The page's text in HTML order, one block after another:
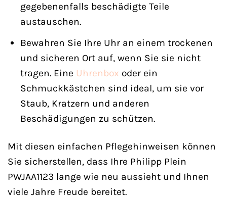
gegebenenfalls beschädigte Teile
austauschen.
Bewahren Sie Ihre Uhr an einem trockenen
und sicheren Ort auf, wenn Sie sie nicht
tragen. Eine Uhrenbox oder ein
Schmuckkästchen sind ideal, um sie vor
Staub, Kratzern und anderen
Beschädigungen zu schützen.
Mit diesen einfachen Pflegehinweisen können
Sie sicherstellen, dass Ihre Philipp Plein
PWJAA1123 lange wie neu aussieht und Ihnen
viele Jahre Freude bereitet.